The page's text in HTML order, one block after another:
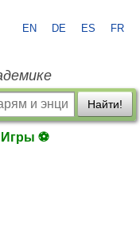
EN DE ES FR
Найти!
Игры ⚽